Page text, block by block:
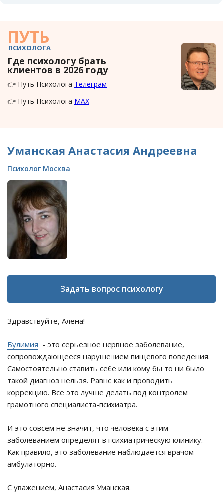
ПУТЬ
ПСИХОЛОГА
Где психологу брать
клиентов в 2026 году
👉 Путь Психолога Телеграм
👉 Путь Психолога MAX
Уманская Анастасия Андреевна
Психолог Москва
Задать вопрос психологу
Здравствуйте, Алена!
Булимия - это серьезное нервное заболевание,
сопровождающееся нарушением пищевого поведения.
Самостоятельно ставить себе или кому бы то ни было
такой диагноз нельзя. Равно как и проводить
коррекцию. Все это лучше делать под контролем
грамотного специалиста-психиатра.
И это совсем не значит, что человека с этим
заболеванием определят в психиатрическую клинику.
Как правило, это заболевание наблюдается врачом
амбулаторно.
С уважением, Анастасия Уманская.